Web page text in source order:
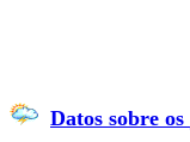
Datos sobre os